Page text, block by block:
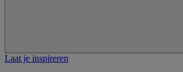
Laat je inspireren